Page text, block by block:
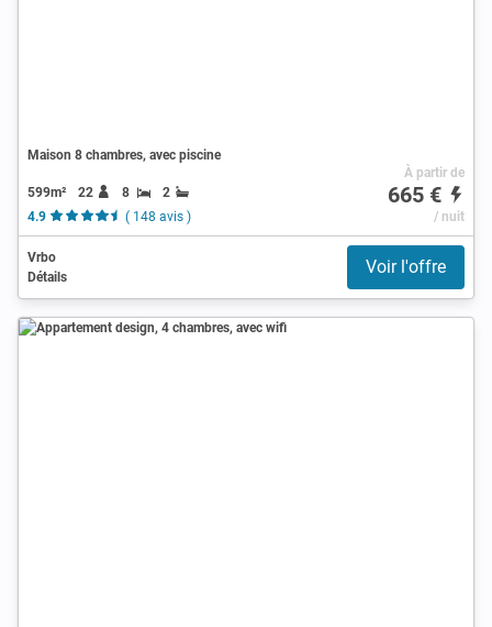
Maison 8 chambres, avec piscine
599m² 22 8
2
4.9
( 148 avis )
À partir de
665 €
/ nuit
Vrbo
Détails
Voir l'offre